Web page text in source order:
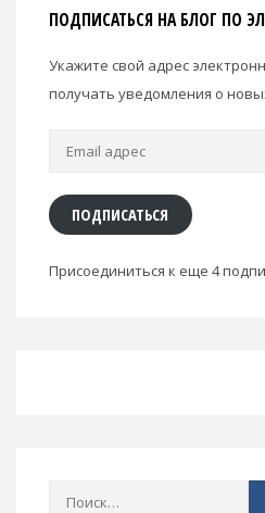
ПОДПИСАТЬСЯ НА БЛОГ ПО
Укажите свой адрес
получать уведомления о
Email
ПОДПИСАТЬСЯ
Присоединиться к еще 4
Найти: